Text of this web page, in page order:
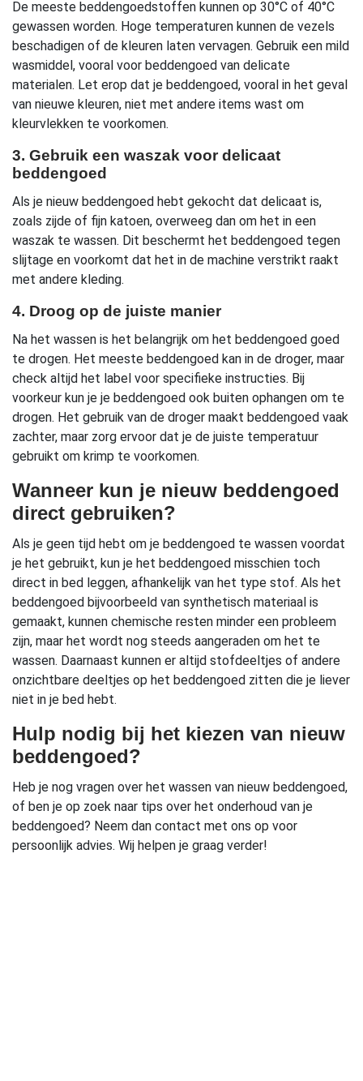
De meeste beddengoedstoffen kunnen op 30°C of 40°C
gewassen worden. Hoge temperaturen kunnen de vezels
beschadigen of de kleuren laten vervagen. Gebruik een mild
wasmiddel, vooral voor beddengoed van delicate
materialen. Let erop dat je beddengoed, vooral in het geval
van nieuwe kleuren, niet met andere items wast om
kleurvlekken te voorkomen.
3. Gebruik een waszak voor delicaat
beddengoed
Als je nieuw beddengoed hebt gekocht dat delicaat is,
zoals zijde of fijn katoen, overweeg dan om het in een
waszak te wassen. Dit beschermt het beddengoed tegen
slijtage en voorkomt dat het in de machine verstrikt raakt
met andere kleding.
4. Droog op de juiste manier
Na het wassen is het belangrijk om het beddengoed goed
te drogen. Het meeste beddengoed kan in de droger, maar
check altijd het label voor specifieke instructies. Bij
voorkeur kun je je beddengoed ook buiten ophangen om te
drogen. Het gebruik van de droger maakt beddengoed vaak
zachter, maar zorg ervoor dat je de juiste temperatuur
gebruikt om krimp te voorkomen.
Wanneer kun je nieuw beddengoed
direct gebruiken?
Als je geen tijd hebt om je beddengoed te wassen voordat
je het gebruikt, kun je het beddengoed misschien toch
direct in bed leggen, afhankelijk van het type stof. Als het
beddengoed bijvoorbeeld van synthetisch materiaal is
gemaakt, kunnen chemische resten minder een probleem
zijn, maar het wordt nog steeds aangeraden om het te
wassen. Daarnaast kunnen er altijd stofdeeltjes of andere
onzichtbare deeltjes op het beddengoed zitten die je liever
niet in je bed hebt.
Hulp nodig bij het kiezen van nieuw
beddengoed?
Heb je nog vragen over het wassen van nieuw beddengoed,
of ben je op zoek naar tips over het onderhoud van je
beddengoed? Neem dan contact met ons op voor
persoonlijk advies. Wij helpen je graag verder!